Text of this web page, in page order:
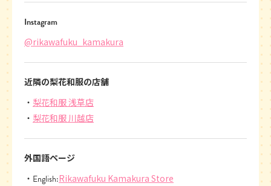
Instagram
@rikawafuku_kamakura
近隣の梨花和服の店舗
梨花和服 浅草店
梨花和服 川越店
外国語ページ
English:Rikawafuku Kamakura Store